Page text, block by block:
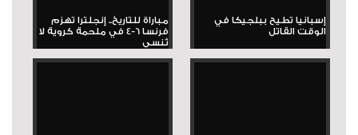
إسبانيا تطيح ببلجيكا في
الوقت القاتل
مباراة للتاريخ.. إنجلترا تهزم
فرنسا 6-4 في ملحمة كروية لا
تُنسى